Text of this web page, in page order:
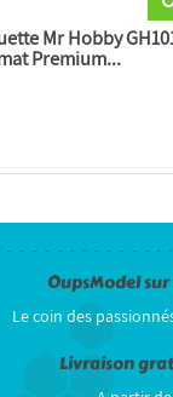
Mr Hobby
Premium...
OupsModel
Le coin des
Livraison